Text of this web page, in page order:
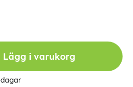
Lägg i varukorg